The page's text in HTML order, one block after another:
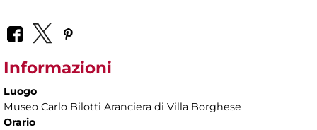
Informazioni
Luogo
Museo Carlo Bilotti Aranciera di Villa Borghese
Orario